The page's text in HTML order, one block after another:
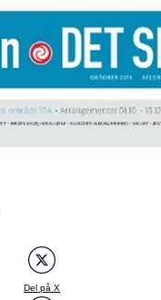
Del på X